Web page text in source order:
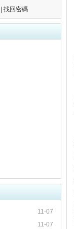
找回密碼
11-07
11-07